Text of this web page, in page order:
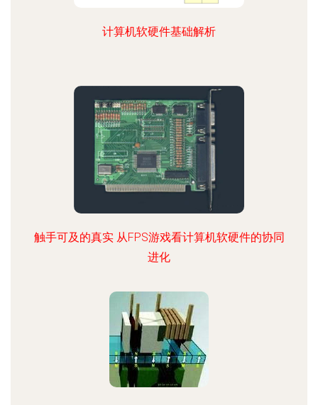
计算机软硬件基础解析
触手可及的真实 从FPS游戏看计算机软硬件的协同
进化